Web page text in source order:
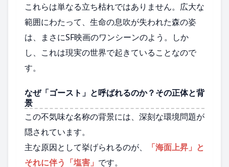
これらは単なる立ち枯れではありません。広大な
範囲にわたって、生命の息吹が失われた森の姿
は、まさにSF映画のワンシーンのよう。しか
し、これは現実の世界で起きていることなので
す。
なぜ「ゴースト」と呼ばれるのか？その正体と背
景
この不気味な名称の背景には、深刻な環境問題が
隠されています。
主な原因として挙げられるのが、
「海面上昇」と
それに伴う「塩害」 です。